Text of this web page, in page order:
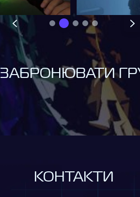
ЗАБРОНЮВАТИ
КОНТАКТИ